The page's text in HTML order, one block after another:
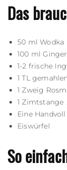
Das
50 ml Wodka
100 ml
1-2 frische
1 TL
1 Zweig
1 Zimtstange
Eine
Eiswürfel
So